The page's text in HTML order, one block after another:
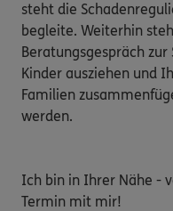
steht die
begleite. Weiterhin
Beratungsgespräch
Kinder ausziehen und
Familien
werden.
Ich bin in Ihrer Nähe -
Termin mit mir!